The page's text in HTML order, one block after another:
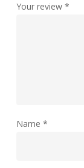
Your review *
Name *